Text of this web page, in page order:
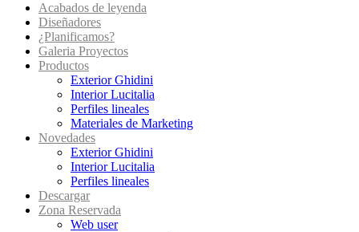
Acabados de leyenda
Diseñadores
¿Planificamos?
Galeria Proyectos
Productos
Exterior Ghidini
Interior Lucitalia
Perfiles lineales
Materiales de Marketing
Novedades
Exterior Ghidini
Interior Lucitalia
Perfiles lineales
Descargar
Zona Reservada
Web user